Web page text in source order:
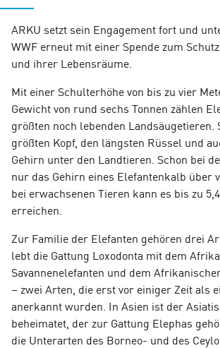
ARKU setzt sein Engagement fort und
WWF erneut mit einer Spende zum
und ihrer Lebensräume.
Mit einer Schulterhöhe von bis zu vier
Gewicht von rund sechs Tonnen zählen
größten noch lebenden Landsäugetieren.
größten Kopf, den längsten Rüssel und
Gehirn unter den Landtieren. Schon bei
nur das Gehirn eines Elefantenkalb über
bei erwachsenen Tieren kann es bis zu
erreichen.
Zur Familie der Elefanten gehören drei
lebt die Gattung Loxodonta mit dem
Savannenelefanten und dem
– zwei Arten, die erst vor einiger Zeit als
anerkannt wurden. In Asien ist der
beheimatet, der zur Gattung Elephas
die Unterarten des Borneo- und des